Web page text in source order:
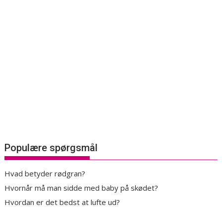
Populære spørgsmål
Hvad betyder rødgran?
Hvornår må man sidde med baby på skødet?
Hvordan er det bedst at lufte ud?